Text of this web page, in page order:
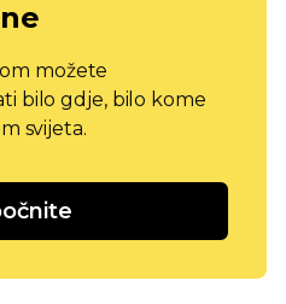
možete
bilo gdje, bilo kome
svijeta.